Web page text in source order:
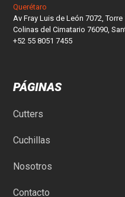
Querétaro
Av Fray Luis de León 7072,
Colinas del Cimatario 76090,
+52 55 8051 7455
PÁGINAS
Cutters
Cuchillas
Nosotros
Contacto